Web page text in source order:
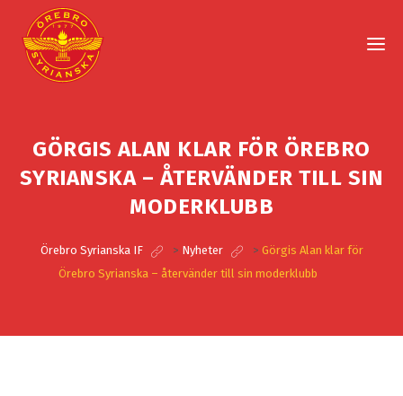
GÖRGIS ALAN KLAR FÖR ÖREBRO
SYRIANSKA – ÅTERVÄNDER TILL SIN
MODERKLUBB
Örebro Syrianska IF > Nyheter > Görgis Alan klar för
Örebro Syrianska – återvänder till sin moderklubb